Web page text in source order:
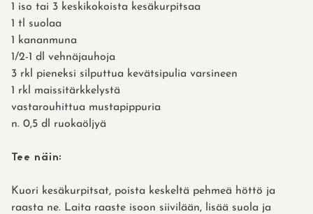
1 iso tai 3 keskikokoista kesäkurpitsaa
1 tl suolaa
1 kananmuna
1/2-1 dl vehnäjauhoja
3 rkl pieneksi silputtua kevätsipulia varsineen
1 rkl maissitärkkelystä
vastarouhittua mustapippuria
n. 0,5 dl ruokaöljyä
Tee näin:
Kuori kesäkurpitsat, poista keskeltä pehmeä höttö ja
raasta ne. Laita raaste isoon siivilään, lisää suola ja